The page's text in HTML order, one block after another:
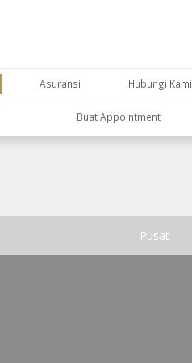
Asuransi Hubungi Kami
Buat Appointment
Pusat